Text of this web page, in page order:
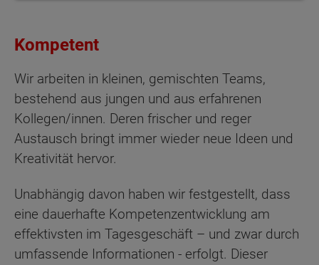
Kompetent
Wir arbeiten in kleinen, gemischten Teams,
bestehend aus jungen und aus erfahrenen
Kollegen/innen. Deren frischer und reger
Austausch bringt immer wieder neue Ideen und
Kreativität hervor.
Unabhängig davon haben wir festgestellt, dass
eine dauerhafte Kompetenzentwicklung am
effektivsten im Tagesgeschäft – und zwar durch
umfassende Informationen - erfolgt. Dieser